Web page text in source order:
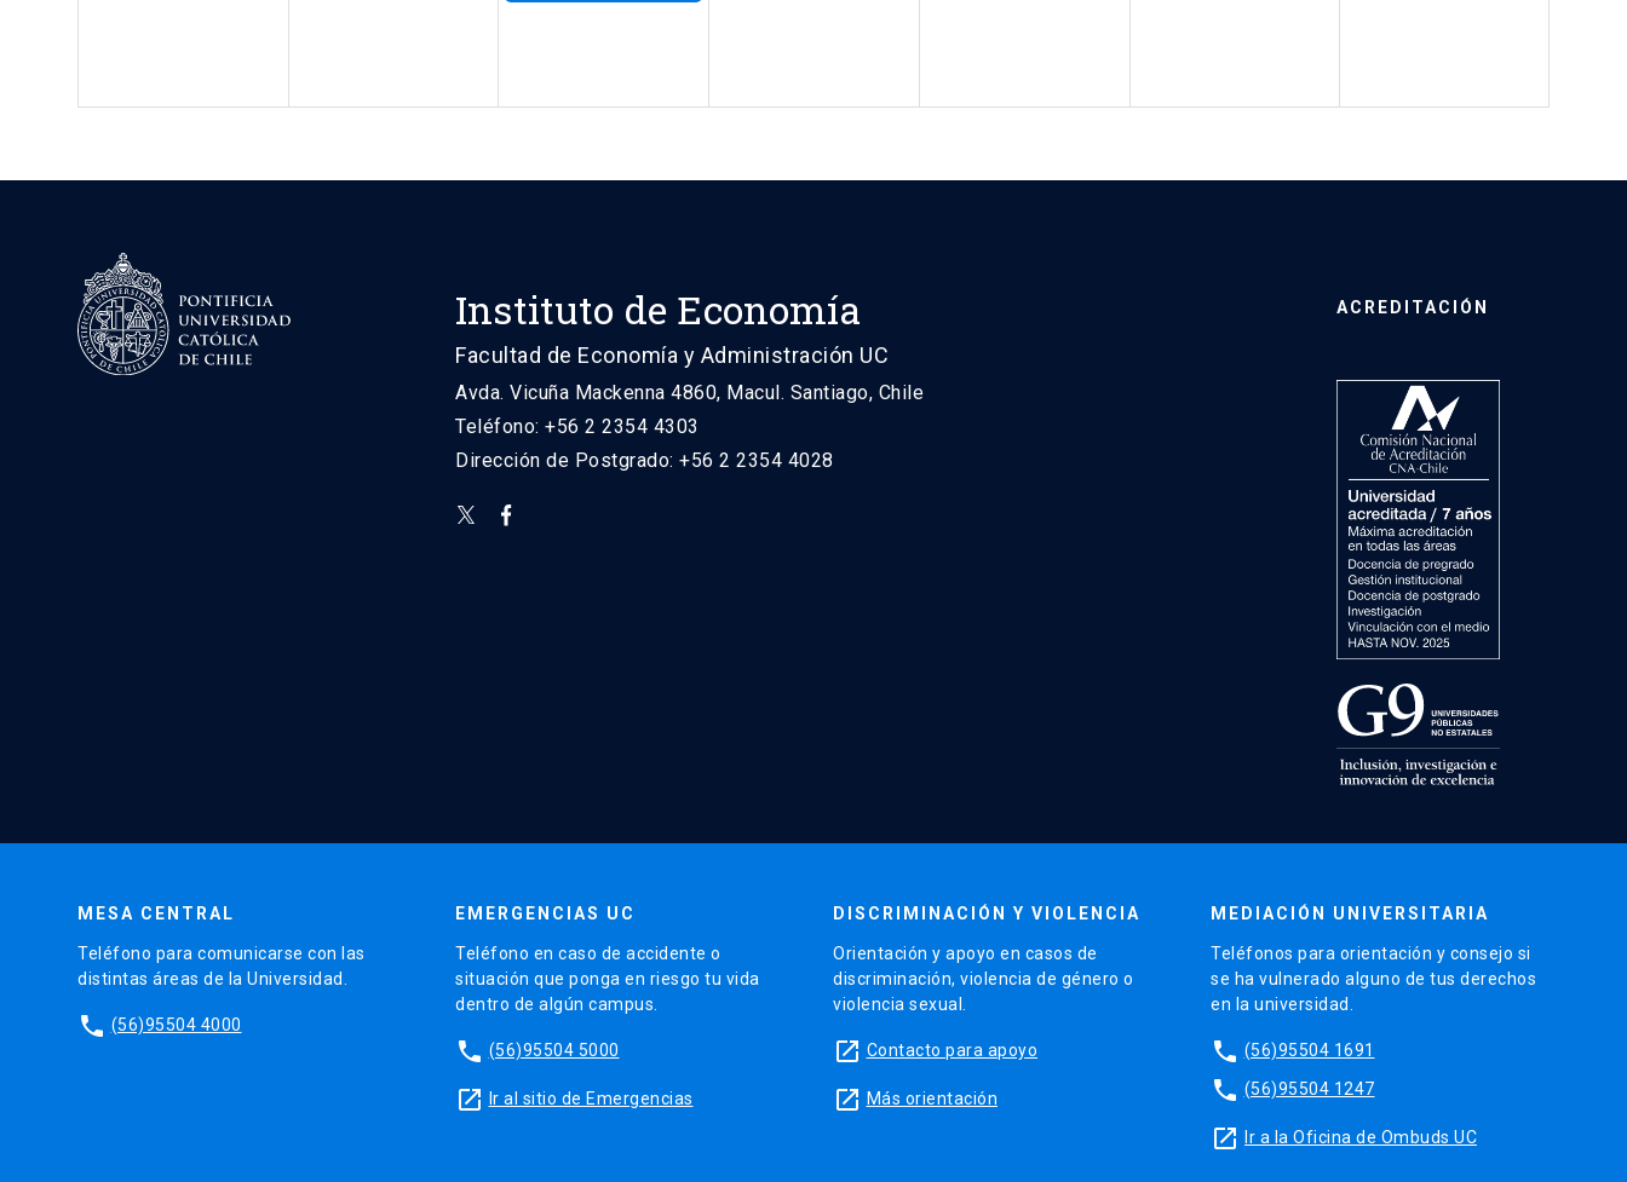
Instituto de Economía
Facultad de Economía y Administración UC
Avda. Vicuña Mackenna 4860, Macul. Santiago, Chile
Teléfono: +56 2 2354 4303
Dirección de Postgrado: +56 2 2354 4028
ACREDITACIÓN
MESA CENTRAL
Teléfono para comunicarse con las
distintas áreas de la Universidad.
phone (56)95504 4000
EMERGENCIAS UC
Teléfono en caso de accidente o
situación que ponga en riesgo tu vida
dentro de algún campus.
phone (56)95504 5000
launch Ir al sitio de Emergencias
DISCRIMINACIÓN Y VIOLENCIA
Orientación y apoyo en casos de
discriminación, violencia de género o
violencia sexual.
launch Contacto para apoyo
launch Más orientación
MEDIACIÓN UNIVERSITARIA
Teléfonos para orientación y consejo si
se ha vulnerado alguno de tus derechos
en la universidad.
phone (56)95504 1691
phone (56)95504 1247
launch Ir a la Oficina de Ombuds UC